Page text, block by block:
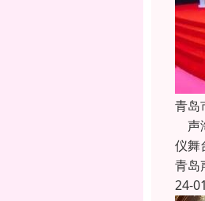
青岛
声
仪舞
青岛
24-